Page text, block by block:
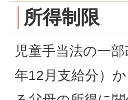
所得制限
児童手当法の一
年12月支給分）